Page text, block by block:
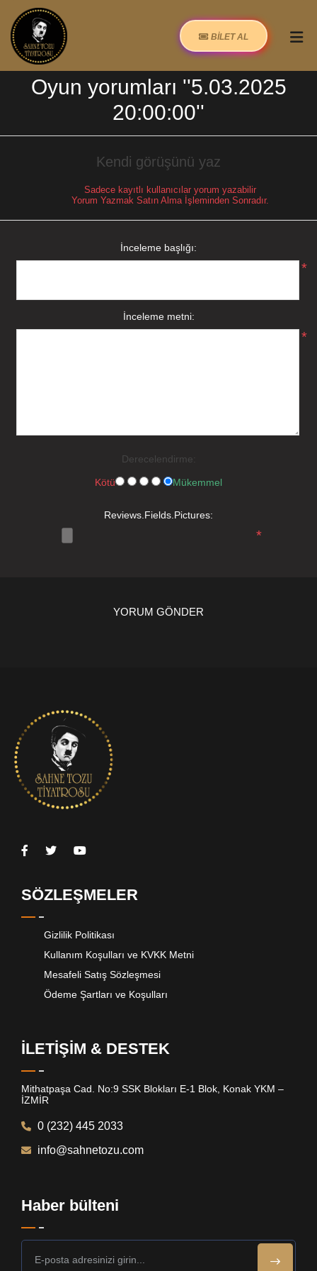
BİLET AL
Oyun yorumları
5.03.2025
20:00:00
Kendi görüşünü yaz
Sadece kayıtlı kullanıcılar yorum yazabilir
Yorum Yazmak Satın Alma İşleminden Sonradır.
İnceleme başlığı:
*
İnceleme metni:
*
Derecelendirme:
Kötü Mükemmel
Reviews.Fields.Pictures:
*
YORUM GÖNDER
SÖZLEŞMELER
Gizlilik Politikası
Kullanım Koşulları ve KVKK Metni
Mesafeli Satış Sözleşmesi
Ödeme Şartları ve Koşulları
İLETİŞİM & DESTEK
Mithatpaşa Cad. No:9 SSK Blokları E-1 Blok, Konak YKM –
İZMİR
0 (232) 445 2033
info@sahnetozu.com
Haber bülteni